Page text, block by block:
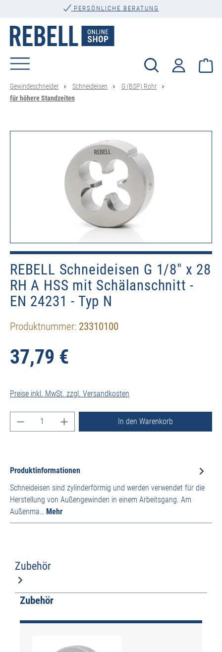
PERSÖNLICHE BERATUNG
Gewindeschneider Schneideisen
G (BSP) Rohr
für höhere Standzeiten
REBELL Schneideisen G 1/8" x 28
RH A HSS mit Schälanschnitt -
EN 24231 - Typ N
Produktnummer: 23310100
37,79 €
Preise inkl. MwSt. zzgl. Versandkosten
Produkt Anzahl: Gib den gewünschten Wert ein
In den Warenkorb
Produktinformationen
Schneideisen sind zylinderförmig und werden verwendet für die
Herstellung von Außengewinden in einem Arbeitsgang. Am
Außenma… Mehr
Zubehör
Produktgalerie überspringen
Zubehör